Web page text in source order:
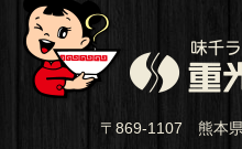
〒869-1107 熊本